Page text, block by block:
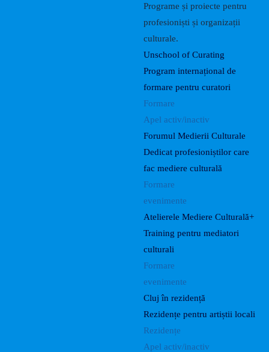
Programe și proiecte pentru
profesioniști și organizații
culturale.
Unschool of Curating
Program internațional de
formare pentru curatori
Formare
Apel activ/inactiv
Forumul Medierii Culturale
Dedicat profesioniștilor care
fac mediere culturală
Formare
evenimente
Atelierele Mediere Culturală+
Training pentru mediatori
culturali
Formare
evenimente
Cluj în rezidență
Rezidențe pentru artiștii locali
Rezidențe
Apel activ/inactiv